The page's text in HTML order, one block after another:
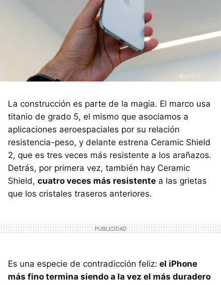
La construcción es parte de la magia. El marco usa
titanio de grado 5, el mismo que asociamos a
aplicaciones aeroespaciales por su relación
resistencia-peso, y delante estrena Ceramic Shield
2, que es tres veces más resistente a los arañazos.
Detrás, por primera vez, también hay Ceramic
Shield, cuatro veces más resistente a las grietas
que los cristales traseros anteriores.
Es una especie de contradicción feliz: el iPhone
más fino termina siendo a la vez el más duradero